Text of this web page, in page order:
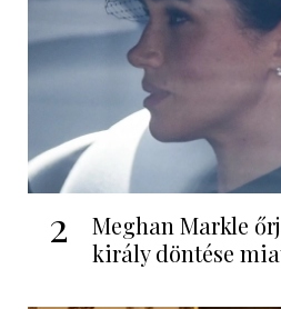
2
Meghan Markle
király döntése